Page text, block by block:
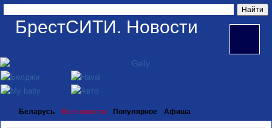
БрестСИТИ. Новости
Беларусь Все новости Популярное Афиша